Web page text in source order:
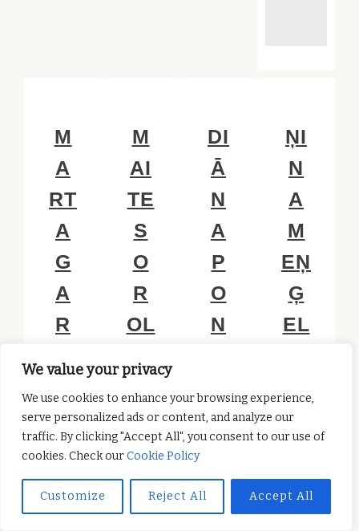
We value your privacy
We use cookies to enhance your browsing experience,
serve personalized ads or content, and analyze our
traffic. By clicking "Accept All", you consent to our use of
cookies. Check ourCookie Policy
Customize Reject All Accept All
M
A
RT
A
G
A
R
kerry
Freeman
diciembre
comments
M
AI
TE
S
O
R
OL
kerry
Freeman
diciembre
12, 2017
No
DI
Ā
N
A
P
O
N
O
Freeman
ŅI
N
A
M
EŅ
Ģ
EL
kerry
Freeman
diciembre
7, 2017